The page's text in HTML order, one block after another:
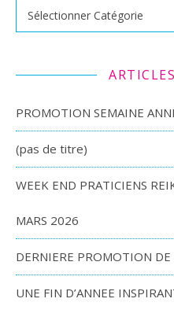
PROMOTION SEMAINE
(pas de titre)
WEEK END PRATICIENS
MARS 2026
DERNIERE PROMOTION DE
UNE FIN D’ANNEE